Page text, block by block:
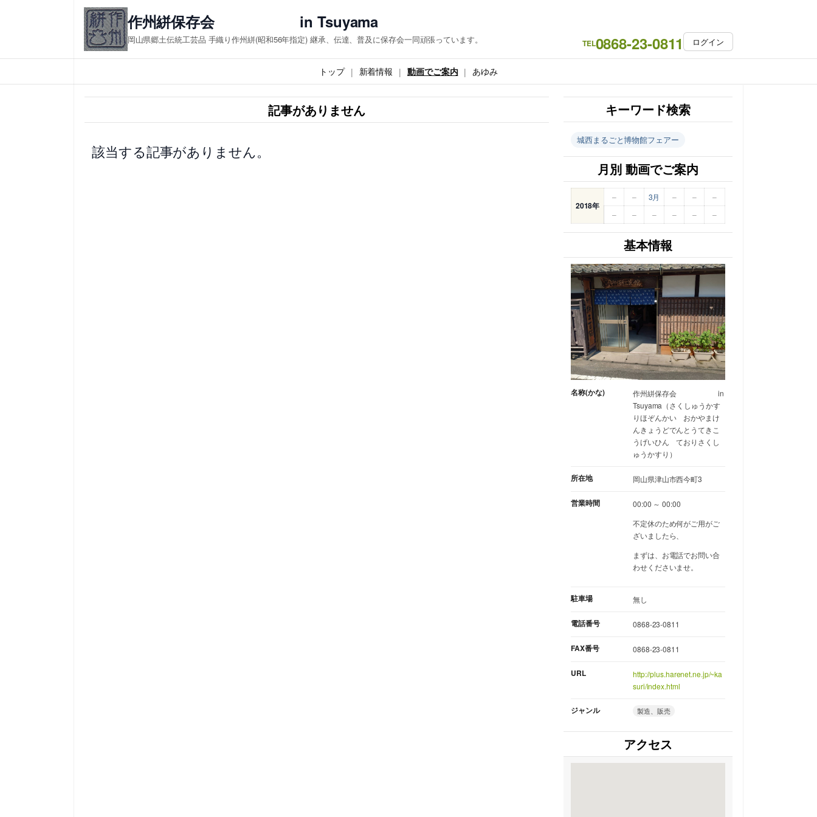
ス
キ
作州絣保存会 in Tsuyama
岡山県郷土伝統工芸品 手織り作州絣(昭和56年指定) 継承、伝達、普及に保存会一同頑張っています。 TEL0868-23-0811 ログイン
トップ 新着情報 動画でご案内 あゆみ
記事がありません
該当する記事がありません。
キーワード検索
城西まるごと博物館フェアー
月別 動画でご案内
2018年
– – 3月 – –
–
–
– – – – –
基本情報
名称(かな)
作州絣保存会 in
Tsuyama（さくしゅうかす
りほぞんかい おかやまけ
んきょうどでんとうてきこ
うげいひん ておりさくし
ゅうかすり）
所在地 岡山県津山市西今町3
営業時間
00:00 ～ 00:00
不定休のため何がご用がご
ざいましたら、
まずは、お電話でお問い合
わせくださいませ。
駐車場 無し
電話番号 0868-23-0811
FAX番号 0868-23-0811
URL
http://plus.harenet.ne.jp/~ka
suri/index.html
ジャンル 製造、販売
アクセス